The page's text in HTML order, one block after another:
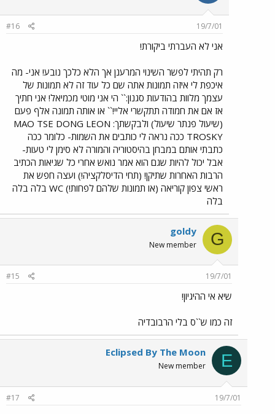
19/7/01
#16
אני לא העברתי ביקורת!
רק תהיתי לפשר השינוי המרענן אך הלא כלכך נובע! אני- מה
איכפת לי איזה תמונות אתה שם כל עוד זה לא תמונות של
עצמך מלוות בהודעות סגנון:`` הי אני מוטי מכמיאל! אני חתיך
אז אם את חמודה תתקשרי אליי!`` או אותה תמונה אלף פעם
(שיעול פנתר שיעול) ולבקשתך: MAO TSE DONG LEON
TROSKY ככה נראה לי כותבים את השמות- כלומר ככה
כתבתי אותם במבחן בהיסטוריה והמורה לא סימן לי טעות-
אבל יכול להיות שגם הוא אמר נואש אחרי כל שגיאות הכתיב
הרבות האחרות שתיקן! (תחי הדיסלקציה!) ועצה חפש את
ראשי צפון קוריאה (או תמונות שלהם לפחות!) WC בלה בלה
בלה
G
goldy
New member
19/7/01
#15
שיא אי ההיגיון!
זה כמו ש``ס בלי הרבובדיה
E
Eclipsed By The Moon
New member
19/7/01
#17